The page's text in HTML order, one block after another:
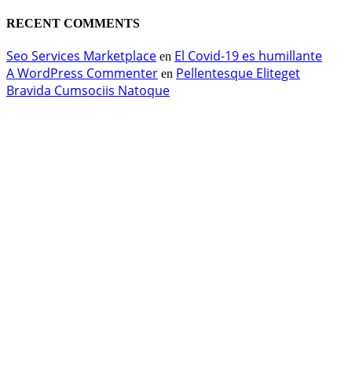
RECENT COMMENTS
Seo Services Marketplace en El Covid-19 es humillante
A WordPress Commenter en Pellentesque Eliteget
Bravida Cumsociis Natoque